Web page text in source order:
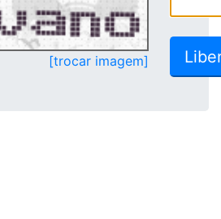
[trocar imagem]